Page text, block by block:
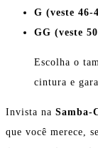
G (veste 46-
GG (veste
Escolha o
cintura e
Invista na Samba-
que você merece,